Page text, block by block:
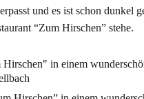
und es ist schon dunkel
“Zum Hirschen” stehe.